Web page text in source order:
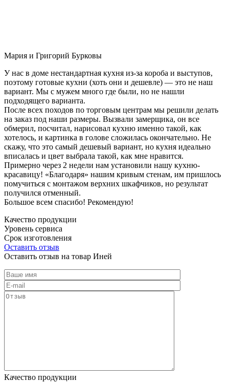
Мария и Григорий Бурковы
У нас в доме нестандартная кухня из-за короба и выступов,
поэтому готовые кухни (хоть они и дешевле) — это не наш
вариант. Мы с мужем много где были, но не нашли
подходящего варианта.
После всех походов по торговым центрам мы решили делать
на заказ под наши размеры. Вызвали замерщика, он все
обмерил, посчитал, нарисовал кухню именно такой, как
хотелось, и картинка в голове сложилась окончательно. Не
скажу, что это самый дешевый вариант, но кухня идеально
вписалась и цвет выбрала такой, как мне нравится.
Примерно через 2 недели нам установили нашу кухню-
красавицу! «Благодаря» нашим кривым стенам, им пришлось
помучиться с монтажом верхних шкафчиков, но результат
получился отменный.
Большое всем спасибо! Рекомендую!
Качество продукции
Уровень сервиса
Срок изготовления
Оставить отзыв
Оставить отзыв на товар Иней
Качество продукции